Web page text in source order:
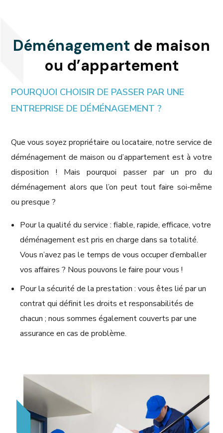
Déménagement de maison
ou d’appartement
POURQUOI CHOISIR DE PASSER PAR UNE
ENTREPRISE DE DÉMÉNAGEMENT ?
Que vous soyez propriétaire ou locataire, notre service de
déménagement de maison ou d’appartement est à votre
disposition ! Mais pourquoi passer par un pro du
déménagement alors que l’on peut tout faire soi-même
ou presque ?
Pour la qualité du service : fiable, rapide, efficace, votre
déménagement est pris en charge dans sa totalité.
Vous n’avez pas le temps de vous occuper d’emballer
vos affaires ? Nous pouvons le faire pour vous !
Pour la sécurité de la prestation : vous êtes lié par un
contrat qui définit les droits et responsabilités de
chacun ; nous sommes également couverts par une
assurance en cas de problème.